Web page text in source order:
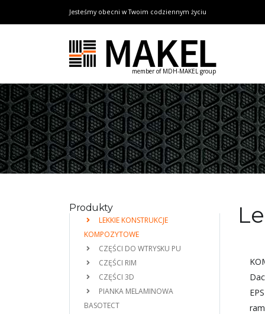
Jesteśmy obecni w Twoim codziennym życiu
member of MDH-MAKEL group
Produkty
LEKKIE KONSTRUKCJE
KOMPOZYTOWE
CZĘŚCI DO WTRYSKU PU
CZĘŚCI RIM
CZĘŚCI 3D
PIANKA MELAMINOWA
BASOTECT